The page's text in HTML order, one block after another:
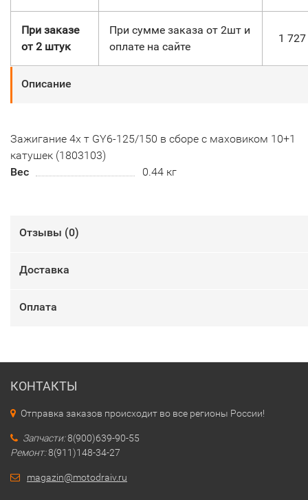
При заказе
от 2 штук
При сумме заказа от 2шт и
оплате на сайте
1 727
Описание
Зажигание 4х т GY6-125/150 в сборе с маховиком 10+1
катушек (1803103)
Вес
0.44 кг
Отзывы (0)
Доставка
Оплата
КОНТАКТЫ
Отправка заказов происходит во все регионы России!
Запчасти:8(900)639-90-55
Ремонт:8(911)148-34-27
magazin@motodraiv.ru